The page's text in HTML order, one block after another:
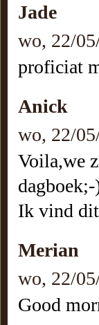
Jade
wo, 22/
proficiat
Anick
wo, 22/
Voila,we
dagboek;-
Ik vind
Merian
wo, 22/
Good